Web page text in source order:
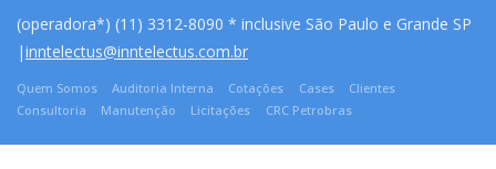
(operadora*) (11) 3312-8090 * inclusive São Paulo e Grande SP
|inntelectus@inntelectus.com.br
Quem Somos Auditoria Interna Cotações Cases
Clientes
Consultoria
Manutenção Licitações CRC Petrobras